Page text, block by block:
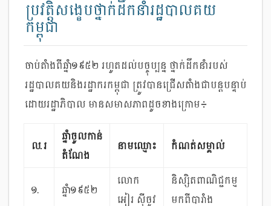
ប្រវត្តិសង្ខេបថ្នាក់ដឹកនាំរដ្ឋបាលគយ
កម្ពុជា
ចាប់តាំងពីឆ្នាំ១៩៥២ រហូតដល់​បច្ចុប្បន្ន ថ្នាក់ដឹកនាំរបស់​
រដ្ឋបាលគយនិងរដ្ឋាករកម្ពុជា ត្រូវបានជ្រើសតាំងជាបន្ត​បន្ទាប់
ដោយរដ្ឋាភិបាល មានសមាសភាពដូចខាងក្រោម៖
ល.រ
ឆ្នាំចូលកាន់
តំណែង
នាមឈ្មោះ កំណត់សម្គាល់
១. ឆ្នាំ១៩៥២
លោក
អៀរ ស៊ីចូវ
និស្សិតពាណិជ្ជកម្ម
មកពី​បារាំង